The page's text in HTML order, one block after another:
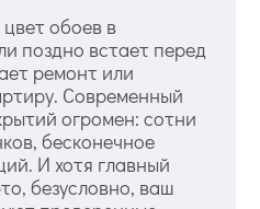
обоев в
поздно встает перед
ремонт или
Современный
огромен: сотни
бесконечное
И хотя главный
безусловно, ваш